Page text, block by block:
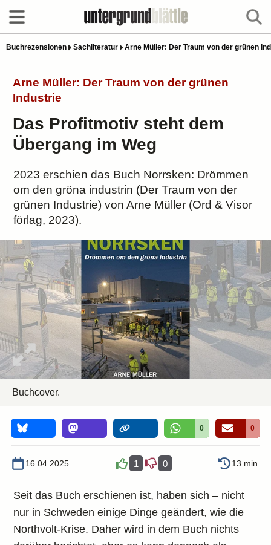
Buchrezensionen Sachliteratur Arne Müller: Der Traum von der grünen
Arne Müller: Der Traum von der grünen
Industrie
Das Profitmotiv steht dem
Übergang im Weg
2023 erschien das Buch Norrsken: Drömmen
om den gröna industrin (Der Traum von der
grünen Industrie) von Arne Müller (Ord & Visor
förlag, 2023).
Buchcover.
0 0
16.04.2025 1 0 13 min.
Seit das Buch erschienen ist, haben sich – nicht
nur in Schweden einige Dinge geändert, wie die
Northvolt-Krise. Daher wird in dem Buch nichts